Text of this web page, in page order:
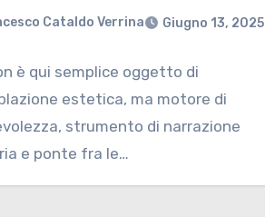
Cataldo Verrina Giugno 13, 2025
è qui semplice oggetto di
estetica, ma motore di
strumento di narrazione
e ponte fra le…